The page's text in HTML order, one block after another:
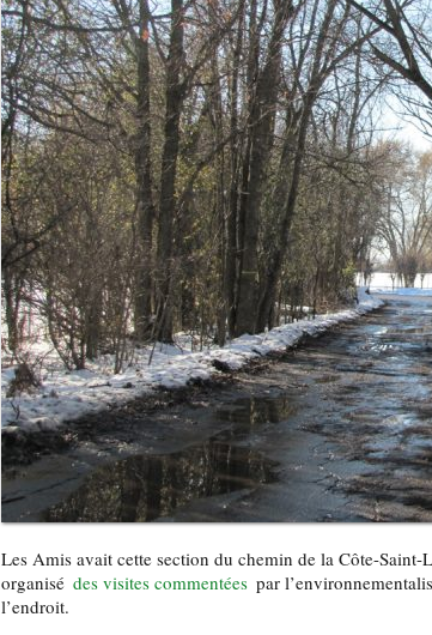
Les Amis avait cette section du chemin de la Côte-
organisé des visites commentées par
l’endroit.